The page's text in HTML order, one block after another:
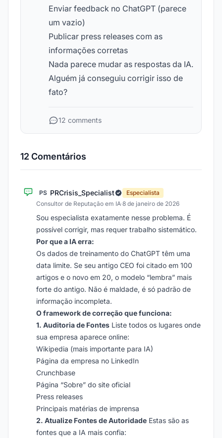
Enviar feedback no ChatGPT (parece
um vazio)
Publicar press releases com as
informações corretas
Nada parece mudar as respostas da IA.
Alguém já conseguiu corrigir isso de
fato?
12 comments
12 Comentários
PS PRCrisis_Specialist
Especialista
Consultor de Reputação em IA·8 de janeiro de 2026
Sou especialista exatamente nesse problema. É
possível corrigir, mas requer trabalho sistemático.
Por que a IA erra:
Os dados de treinamento do ChatGPT têm uma
data limite. Se seu antigo CEO foi citado em 100
artigos e o novo em 20, o modelo “lembra” mais
forte do antigo. Não é maldade, é só padrão de
informação incompleta.
O framework de correção que funciona:
1. Auditoria de Fontes Liste todos os lugares onde
sua empresa aparece online:
Wikipedia (mais importante para IA)
Página da empresa no LinkedIn
Crunchbase
Página “Sobre” do site oficial
Press releases
Principais matérias de imprensa
2. Atualize Fontes de Autoridade Estas são as
fontes que a IA mais confia: